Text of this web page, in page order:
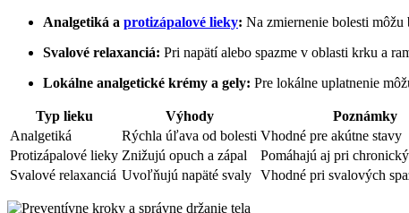
Analgetiká a protizápalové⁣ lieky: Na zmiernenie‍ bolesti
Svalové relaxanciá: Pri napätí alebo ⁤spazme v oblasti krku a
Lokálne ‍analgetické krémy a gely: Pre lokálne uplatnenie
Typ lieku Výhody
Poznámky
Analgetiká
Rýchla⁣ úľava od bolesti Vhodné pre akútne stavy
Protizápalové⁢ lieky Znižujú opuch a zápal
Pomáhajú aj pri
Svalové relaxanciá Uvoľňujú napäté⁢ svaly Vhodné pri svalových